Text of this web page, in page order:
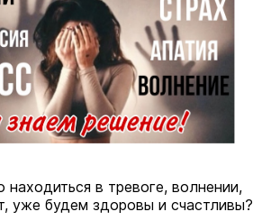
в тревоге, волнении,
уже будем здоровы и счастливы?